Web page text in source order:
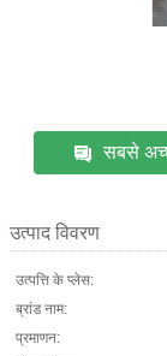
सबसे
उत्पाद विवरण
उत्पत्ति के प्लेस:
ब्रांड नाम:
प्रमाणन: